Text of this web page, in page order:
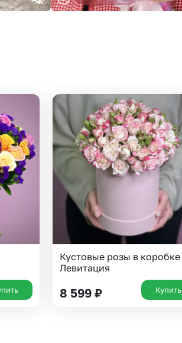
Воронеж
Кустовые розы в коробке
Левитация
8 599 ₽ Купить